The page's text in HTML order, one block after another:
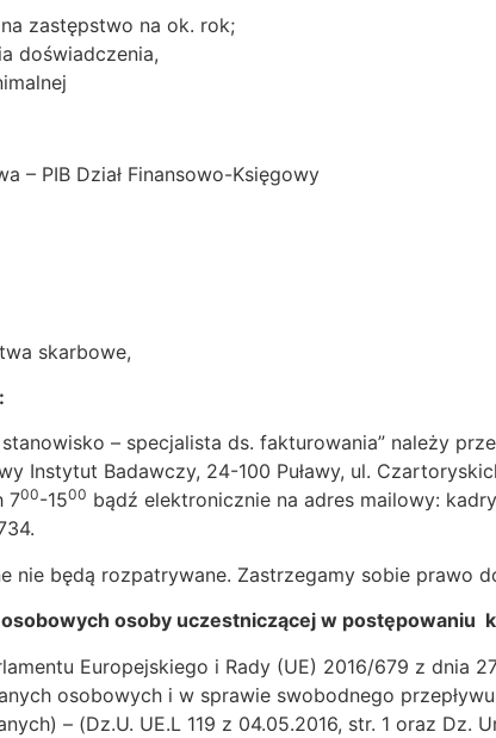
zastępstwo na ok. rok;
doświadczenia,
– PIB Dział Finansowo-Księgowy
skarbowe,
– specjalista ds. fakturowania” należy
Instytut Badawczy, 24-100 Puławy, ul.
700-1500 bądź elektronicznie na adres mailowy:
nie będą rozpatrywane. Zastrzegamy sobie prawo
osoby uczestniczącej w postępowaniu
Europejskiego i Rady (UE) 2016/679 z dnia
osobowych i w sprawie swobodnego
– (Dz.U. UE.L 119 z 04.05.2016, str. 1 oraz Dz.